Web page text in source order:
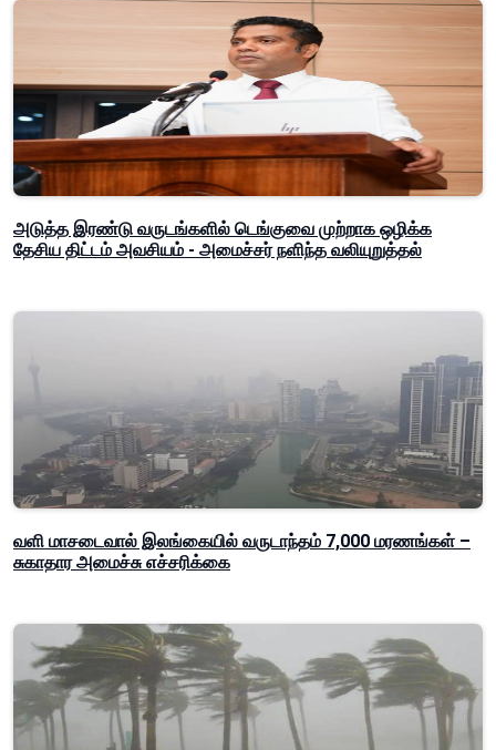
அடுத்த இரண்டு வருடங்களில் டெங்குவை முற்றாக ஒழிக்க
தேசிய திட்டம் அவசியம் - அமைச்சர் நளிந்த வலியுறுத்தல்
வளி மாசடைவால் இலங்கையில் வருடாந்தம் 7,000 மரணங்கள் –
சுகாதார அமைச்சு எச்சரிக்கை